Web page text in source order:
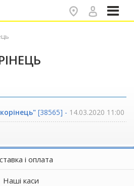
[38565] - 14.03.2020 11:00
і оплата
Наші каси